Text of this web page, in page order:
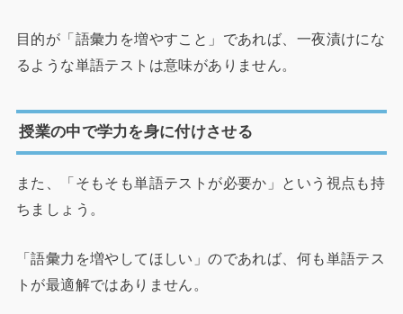
目的が「語彙力を増やすこと」であれば、一夜漬けにな
るような単語テストは意味がありません。
授業の中で学力を身に付けさせる
また、「そもそも単語テストが必要か」という視点も持
ちましょう。
「語彙力を増やしてほしい」のであれば、何も単語テス
トが最適解ではありません。